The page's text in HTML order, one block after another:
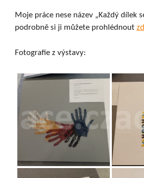
Moje práce nese název „Každý dílek
podrobně si ji můžete prohlédnout
Fotografie z výstavy: